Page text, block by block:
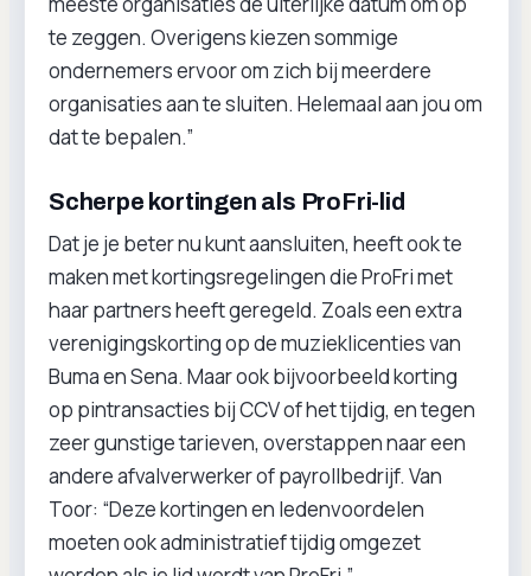
te zeggen. Overigens kiezen sommige
ondernemers ervoor om zich bij meerdere
organisaties aan te sluiten. Helemaal aan jou om
dat te bepalen.”
Scherpe kortingen als ProFri-lid
Dat je je beter nu kunt aansluiten, heeft ook te
maken met kortingsregelingen die ProFri met
haar partners heeft geregeld. Zoals een extra
verenigingskorting op de muzieklicenties van
Buma en Sena. Maar ook bijvoorbeeld korting
op pintransacties bij CCV of het tijdig, en tegen
zeer gunstige tarieven, overstappen naar een
andere afvalverwerker of payrollbedrijf. Van
Toor: “Deze kortingen en ledenvoordelen
moeten ook administratief tijdig omgezet